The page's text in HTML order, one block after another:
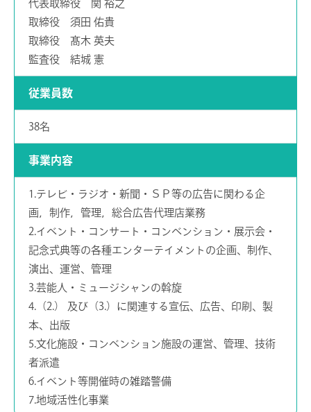
代表取締役 関 裕之
取締役 須田 佑貴
取締役 髙木 英夫
監査役 結城 憲
従業員数
38名
事業内容
1.テレビ・ラジオ・新聞・ＳＰ等の広告に関わる企
画，制作，管理，総合広告代理店業務
2.イベント・コンサート・コンベンション・展示会・
記念式典等の各種エンターテイメントの企画、制作、
演出、運営、管理
3.芸能人・ミュージシャンの斡旋
4.（2.） 及び（3.）に関連する宣伝、広告、印刷、製
本、出版
5.文化施設・コンベンション施設の運営、管理、技術
者派遣
6.イベント等開催時の雑踏警備
7.地域活性化事業